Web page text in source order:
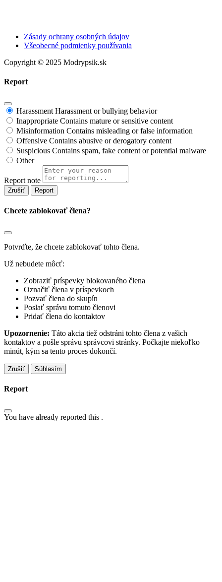
Zásady ochrany osobných údajov
Všeobecné podmienky používania
Copyright © 2025 Modrypsik.sk
Report
Harassment Harassment or bullying behavior
Inappropriate Contains mature or sensitive content
Misinformation Contains misleading or false information
Offensive Contains abusive or derogatory content
Suspicious Contains spam, fake content or potential malware
Other
Report note
Report
Chcete zablokovať člena?
Potvrďte, že chcete zablokovať tohto člena.
Už nebudete môcť:
Zobraziť príspevky blokovaného člena
Označiť člena v príspevkoch
Pozvať člena do skupín
Poslať správu tomuto členovi
Pridať člena do kontaktov
Upozornenie: Táto akcia tiež odstráni tohto člena z vašich
kontaktov a pošle správu správcovi stránky. Počkajte niekoľko
minút, kým sa tento proces dokončí.
Súhlasím
Report
You have already reported this .